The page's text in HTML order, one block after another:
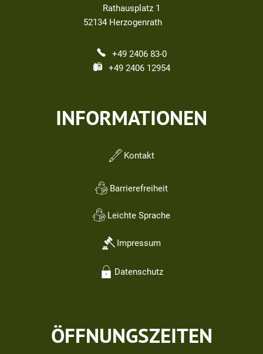
Rathausplatz 1
52134 Herzogenrath
+49 2406 83-0
+49 2406 12954
INFORMATIONEN
Kontakt
Barrierefreiheit
Leichte Sprache
Impressum
Datenschutz
ÖFFNUNGSZEITEN